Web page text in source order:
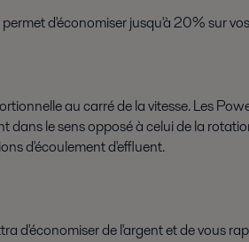
d'économiser jusqu'à 20% sur
au carré de la vitesse. Les
le sens opposé à celui de la
d'écoulement d'effluent.
d'économiser de l'argent et de vous